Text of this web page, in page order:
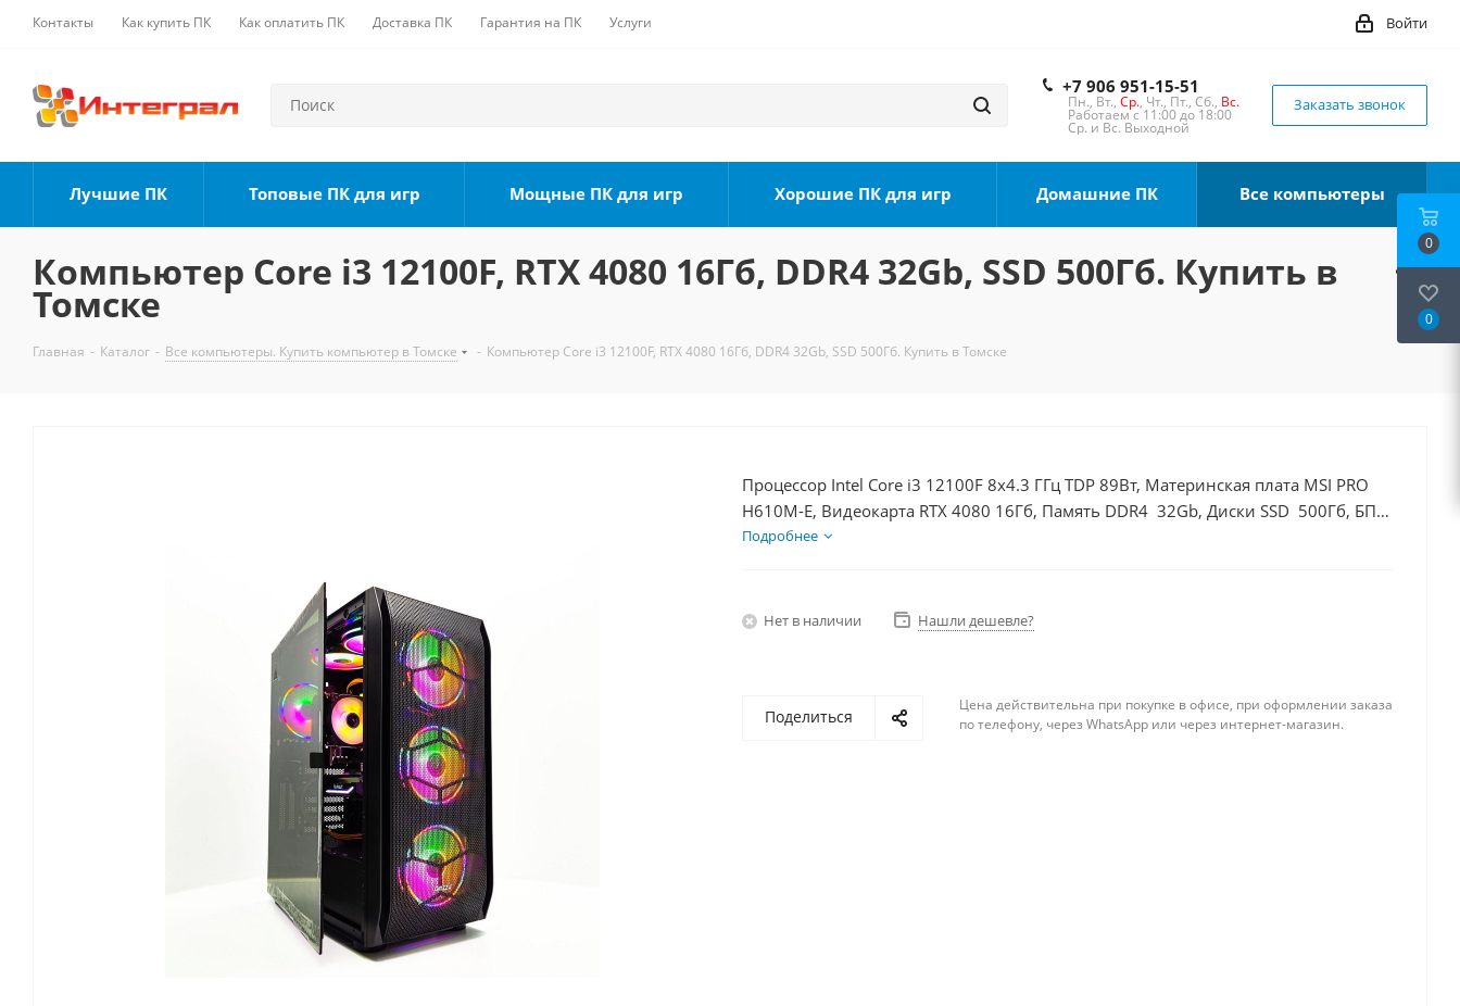
Контакты Как купить ПК Как оплатить ПК Доставка ПК Гарантия на ПК Услуги Войти
+7 906 951-15-51
Пн., Вт., Ср., Чт., Пт., Сб., Вс.
Работаем с 11:00 до 18:00
Ср. и Вс. Выходной
Заказать звонок
Лучшие ПК Топовые ПК для игр Мощные ПК для игр Хорошие ПК для игр Домашние ПК Все компьютеры
Компьютер Core i3 12100F, RTX 4080 16Гб, DDR4 32Gb, SSD 500Гб. Купить в
Томске
Главная - Каталог - Все компьютеры. Купить компьютер в Томске - Компьютер Core i3 12100F, RTX 4080 16Гб, DDR4 32Gb, SSD 500Гб. Купить в Томске
Процессор Intel Core i3 12100F 8x4.3 ГГц TDP 89Вт, Материнская плата MSI PRO
H610M-E, Видеокарта RTX 4080 16Гб, Память DDR4 32Gb, Диски SSD 500Гб, БП
850Вт
Подробнее
Нет в наличии Нашли дешевле?
Поделиться
Цена действительна при покупке в офисе, при оформлении заказа
по телефону, через WhatsApp или через интернет-магазин.
0
0